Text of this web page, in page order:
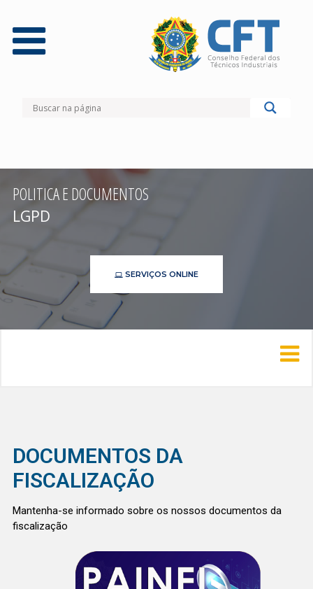
POLITICA E DOCUMENTOS
LGPD
SERVIÇOS ONLINE
DOCUMENTOS DA
FISCALIZAÇÃO
Mantenha-se informado sobre os nossos documentos da
fiscalização